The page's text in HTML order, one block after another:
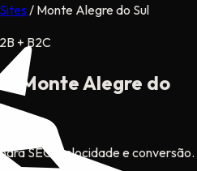
/ Monte Alegre do Sul
+ B2C
Monte Alegre do
SEO, velocidade e conversão.